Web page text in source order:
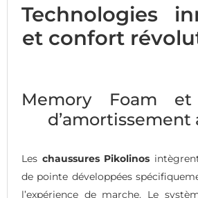
Technologies
et confort
Memory Foam et
d’amortissement
Les chaussures Pikolinos
de pointe développées
l’expérience de marche. Le